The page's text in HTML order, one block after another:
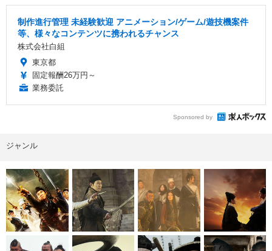
制作進行管理 未経験歓迎 アニメーション/ゲーム/遊技機案件
等、様々なコンテンツに携われるチャンス
株式会社白組
東京都
固定報酬26万円～
業務委託
Sponsored by
ジャンル